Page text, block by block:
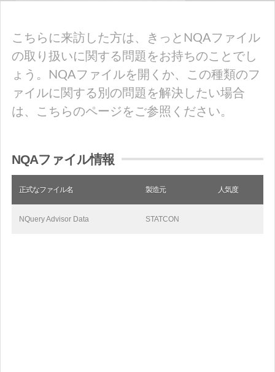
こちらに来訪した方は、きっとNQAファイル
の取り扱いに関する問題をお持ちのことでし
ょう。NQAファイルを開くか、この種類のフ
ァイルに関する別の問題を解決したい場合
は、こちらのページをご参照ください。
NQAファイル情報
正式なファイル名 製造元 人気度
NQuery Advisor Data STATCON